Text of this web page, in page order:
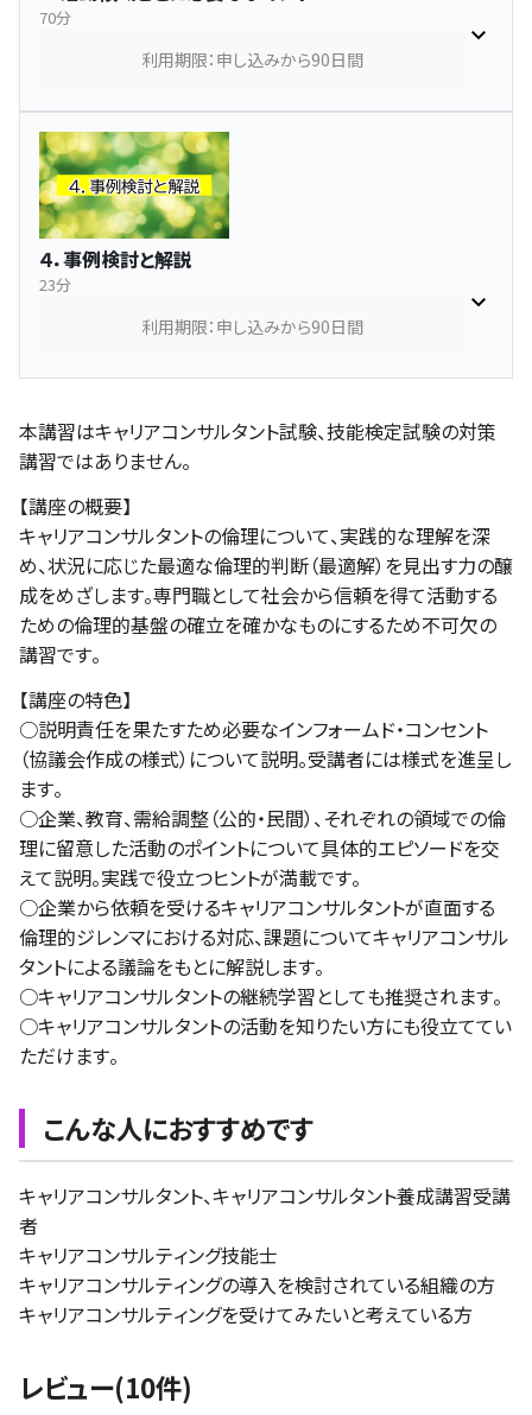
70分
利用期限：申し込みから90日間
４．事例検討と解説
23分
利用期限：申し込みから90日間
本講習はキャリアコンサルタント試験、技能検定試験の対策
講習ではありません。
【講座の概要】
キャリアコンサルタントの倫理について、実践的な理解を深
め、状況に応じた最適な倫理的判断（最適解）を見出す力の醸
成をめざします。専門職として社会から信頼を得て活動する
ための倫理的基盤の確立を確かなものにするため不可欠の
講習です。
【講座の特色】
○説明責任を果たすため必要なインフォームド・コンセント
（協議会作成の様式）について説明。受講者には様式を進呈し
ます。
○企業、教育、需給調整（公的・民間）、それぞれの領域での倫
理に留意した活動のポイントについて具体的エピソードを交
えて説明。実践で役立つヒントが満載です。
○企業から依頼を受けるキャリアコンサルタントが直面する
倫理的ジレンマにおける対応、課題についてキャリアコンサル
タントによる議論をもとに解説します。
○キャリアコンサルタントの継続学習としても推奨されます。
○キャリアコンサルタントの活動を知りたい方にも役立ててい
ただけます。
こんな人におすすめです
キャリアコンサルタント、キャリアコンサルタント養成講習受講
者
キャリアコンサルティング技能士
キャリアコンサルティングの導入を検討されている組織の方
キャリアコンサルティングを受けてみたいと考えている方
レビュー(10件)